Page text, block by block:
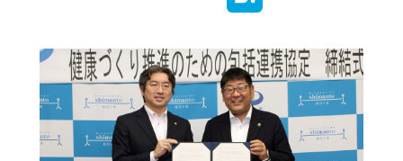
サービス連携
健康管理アプリ
タニタ健康セミナー